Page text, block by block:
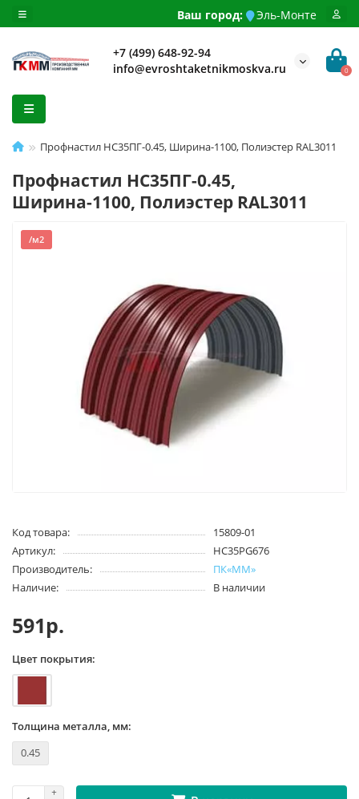
Ваш город: Эль-Монте
+7 (499) 648-92-94
info@evroshtaketnikmoskva.ru
0
Профнастил НС35ПГ-0.45, Ширина-1100, Полиэстер RAL3011
Профнастил НС35ПГ-0.45,
Ширина-1100, Полиэстер RAL3011
/м2
Код товара:
15809-01
Артикул:
HC35PG676
Производитель:
ПК«ММ»
Наличие:
В наличии
591р.
Цвет покрытия:
Толщина металла, мм:
0.45